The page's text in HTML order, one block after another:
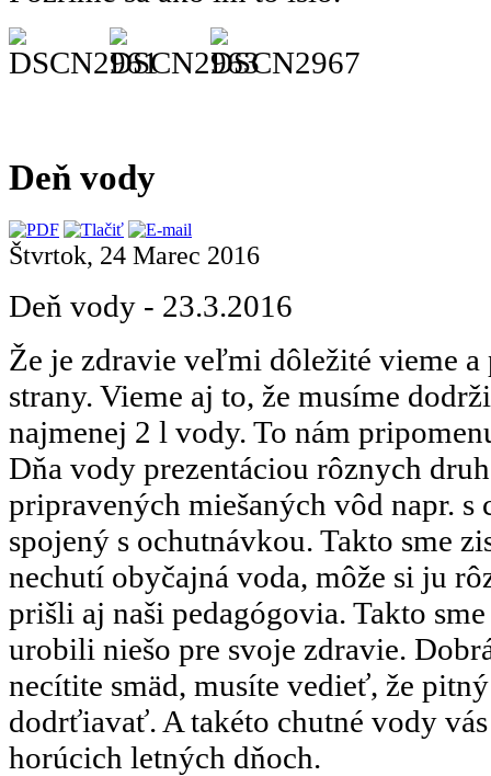
Deň vody
Štvrtok, 24 Marec 2016
Deň vody - 23.3.2016
Že je zdravie veľmi dôležité vieme a
strany. Vieme aj to, že musíme
najmenej 2 l vody. To nám
Dňa vody prezentáciou rôznych
pripravených miešaných vôd napr. s
spojený s ochutnávkou. Takto sme
nechutí obyčajná voda, môže si ju
prišli aj naši pedagógovia. Takto
urobili niešo pre svoje zdravie.
necítite smäd, musíte vedieť, že
dodrťiavať. A takéto chutné vody
horúcich letných